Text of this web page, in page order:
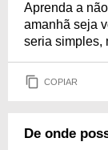
Aprenda a
amanhã seja
seria simples,
COPIAR
De onde